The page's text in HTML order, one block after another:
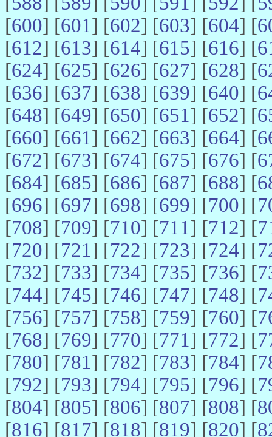
[600] [601] [602] [603] [604] [
[612] [613] [614] [615] [616] [
[624] [625] [626] [627] [628] [
[636] [637] [638] [639] [640] [
[648] [649] [650] [651] [652] [
[660] [661] [662] [663] [664] [
[672] [673] [674] [675] [676] [
[684] [685] [686] [687] [688] [
[696] [697] [698] [699] [700] [
[708] [709] [710] [711] [712] [
[720] [721] [722] [723] [724] [
[732] [733] [734] [735] [736] [
[744] [745] [746] [747] [748] [
[756] [757] [758] [759] [760] [
[768] [769] [770] [771] [772] [
[780] [781] [782] [783] [784] [
[792] [793] [794] [795] [796] [
[804] [805] [806] [807] [808] [
[816] [817] [818] [819] [820] [